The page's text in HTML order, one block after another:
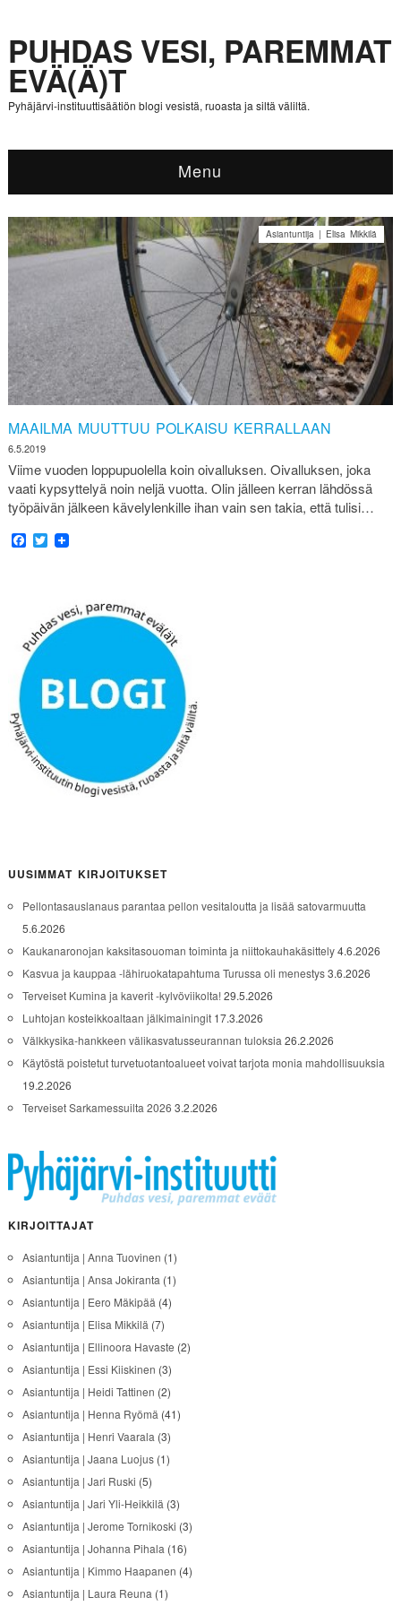
PUHDAS VESI, PAREMMAT
EVÄ(Ä)T
Pyhäjärvi-instituuttisäätiön blogi vesistä, ruoasta ja siltä väliltä.
Menu
MAAILMA MUUTTUU POLKAISU KERRALLAAN
6.5.2019
Asiantuntija | Elisa Mikkilä
Viime vuoden loppupuolella koin oivalluksen. Oivalluksen, joka
vaati kypsyttelyä noin neljä vuotta. Olin jälleen kerran lähdössä
työpäivän jälkeen kävelylenkille ihan vain sen takia, että tulisi…
Facebook
Twitter
UUSIMMAT KIRJOITUKSET
Pellontasauslanaus parantaa pellon vesitaloutta ja lisää satovarmuutta
5.6.2026
Kaukanaronojan kaksitasouoman toiminta ja niittokauhakäsittely4.6.2026
Kasvua ja kauppaa -lähiruokatapahtuma Turussa oli menestys3.6.2026
Terveiset Kumina ja kaverit -kylvöviikolta!29.5.2026
Luhtojan kosteikkoaltaan jälkimainingit 17.3.2026
Välkkysika-hankkeen välikasvatusseurannan tuloksia 26.2.2026
Käytöstä poistetut turvetuotantoalueet voivat tarjota monia mahdollisuuksia
19.2.2026
Terveiset Sarkamessuilta 2026 3.2.2026
KIRJOITTAJAT
Asiantuntija | Anna Tuovinen (1)
Asiantuntija | Ansa Jokiranta (1)
Asiantuntija | Eero Mäkipää (4)
Asiantuntija | Elisa Mikkilä (7)
Asiantuntija | Ellinoora Havaste (2)
Asiantuntija | Essi Kiiskinen (3)
Asiantuntija | Heidi Tattinen (2)
Asiantuntija | Henna Ryömä (41)
Asiantuntija | Henri Vaarala (3)
Asiantuntija | Jaana Luojus(1)
Asiantuntija | Jari Ruski (5)
Asiantuntija | Jari Yli-Heikkilä (3)
Asiantuntija | Jerome Tornikoski (3)
Asiantuntija | Johanna Pihala (16)
Asiantuntija | Kimmo Haapanen (4)
Asiantuntija | Laura Reuna (1)